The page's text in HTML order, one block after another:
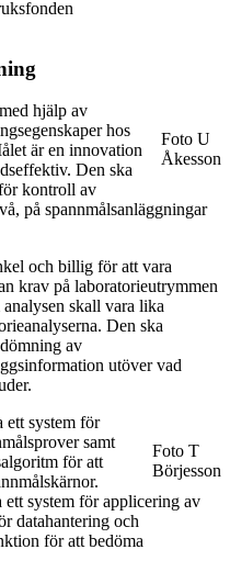
Foto U
Åkesson
hjälp av
hos
är en innovation
Den ska
kontroll av
på spannmålsanläggningar
och billig för att vara
krav på laboratorieutrymmen
skall vara lika
Den ska
av
utöver vad
Foto T
Börjesson
ett system för
samt
för att
system för applicering av
datahantering och
för att bedöma